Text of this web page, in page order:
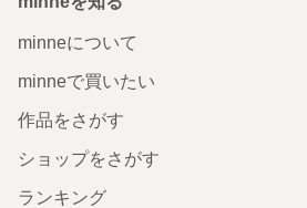
minneについて
minneで買いたい
作品をさがす
ショップをさがす
ランキング